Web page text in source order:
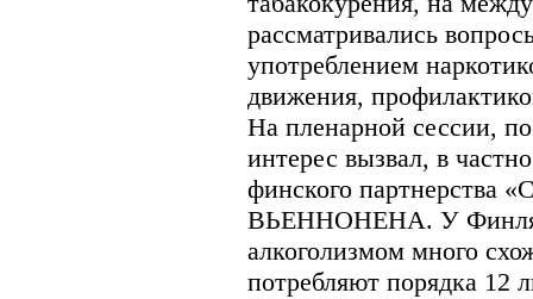
рассматривались
употреблением
движения,
На пленарной сессии,
интерес вызвал, в
финского партнерства
ВЬЕННОНЕНА. У
алкоголизмом много
потребляют порядка 12